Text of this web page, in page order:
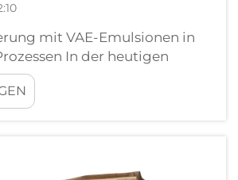
mit VAE-Emulsionen in
In der heutigen
Industrieumgebung
kontinuierlich danach,
Effektivität durch die